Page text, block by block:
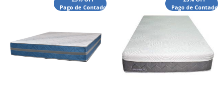
Pago de Contado
precio
$540,000.00.
precio
$440,000.00.
Pago de Contado
precio
original
$1,660,000.00.